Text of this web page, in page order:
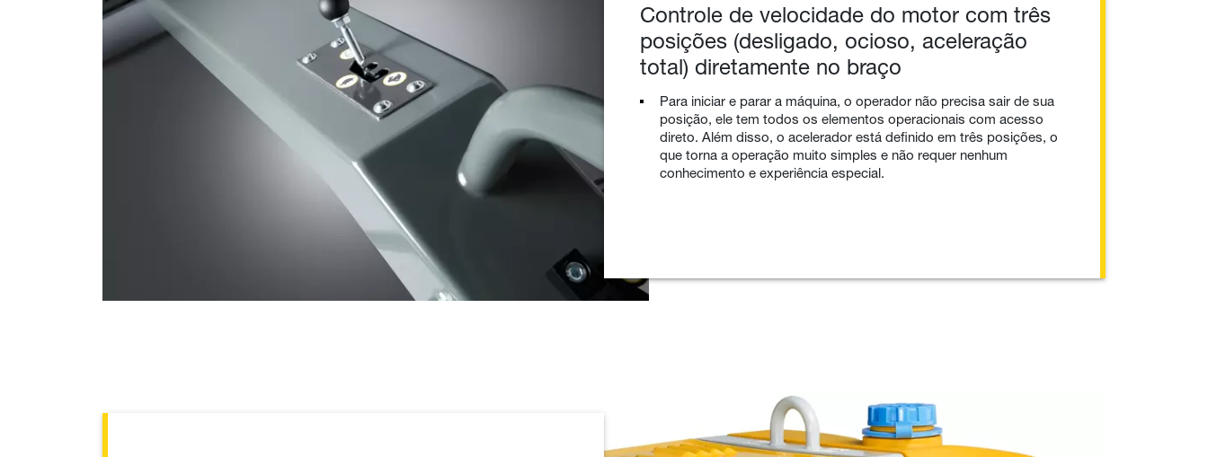
Controle de velocidade do motor com três
posições (desligado, ocioso, aceleração
total) diretamente no braço
Para iniciar e parar a máquina, o operador não precisa sair de sua
posição, ele tem todos os elementos operacionais com acesso
direto. Além disso, o acelerador está definido em três posições, o
que torna a operação muito simples e não requer nenhum
conhecimento e experiência especial.